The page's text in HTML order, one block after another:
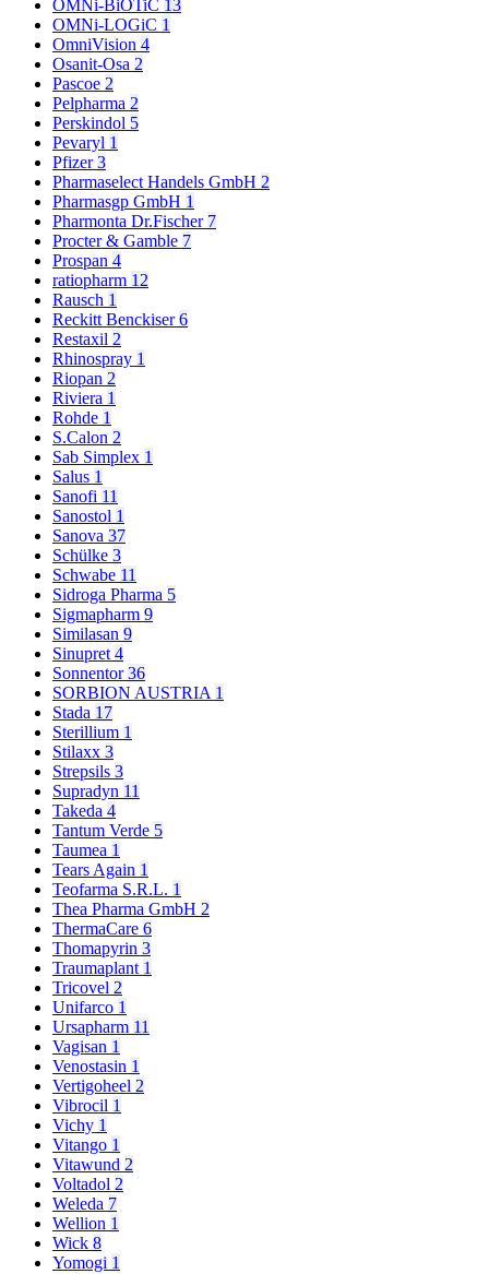
OMNi-BiOTiC 13
OMNi-LOGiC 1
OmniVision 4
Osanit-Osa 2
Pascoe 2
Pelpharma 2
Perskindol 5
Pevaryl 1
Pfizer3
Pharmaselect Handels GmbH 2
Pharmasgp GmbH 1
Pharmonta Dr.Fischer 7
Procter & Gamble 7
Prospan 4
ratiopharm 12
Rausch 1
Reckitt Benckiser6
Restaxil 2
Rhinospray 1
Riopan 2
Riviera 1
Rohde 1
S.Calon 2
Sab Simplex 1
Salus 1
Sanofi 11
Sanostol 1
Sanova 37
Schülke 3
Schwabe 11
Sidroga Pharma 5
Sigmapharm 9
Similasan 9
Sinupret4
Sonnentor36
SORBION AUSTRIA 1
Stada 17
Sterillium 1
Stilaxx 3
Strepsils 3
Supradyn 11
Takeda 4
Tantum Verde 5
Taumea 1
Tears Again 1
Teofarma S.R.L. 1
Thea Pharma GmbH 2
ThermaCare 6
Thomapyrin 3
Traumaplant 1
Tricovel 2
Unifarco 1
Ursapharm 11
Vagisan 1
Venostasin 1
Vertigoheel 2
Vibrocil 1
Vichy 1
Vitango 1
Vitawund 2
Voltadol 2
Weleda 7
Wellion 1
Wick 8
Yomogi 1